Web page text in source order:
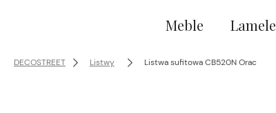
Meble Lamele
DECOSTREET Listwy Listwa sufitowa CB520N Orac